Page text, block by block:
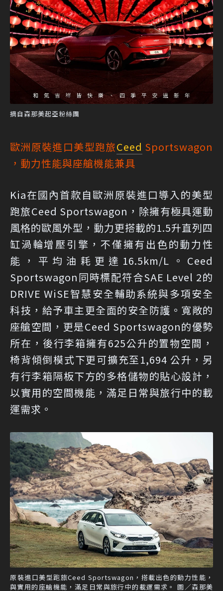
摘自森那美起亞粉絲團
歐洲原裝進口美型跑旅Ceed Sportswagon
，動力性能與座艙機能兼具
Kia在國內首款自歐洲原裝進口導入的美型
跑旅Ceed Sportswagon，除擁有極具運動
風格的歐風外型，動力更搭載的1.5升直列四
缸渦輪增壓引擎，不僅擁有出色的動力性
能，平均油耗更達16.5km/L。Ceed
Sportswagon同時標配符合SAE Level 2的
DRIVE WiSE智慧安全輔助系統與多項安全
科技，給予車主更全面的安全防護。寬敞的
座艙空間，更是Ceed Sportswagon的優勢
所在，後行李箱擁有625公升的置物空間，
椅背傾倒模式下更可擴充至1,694 公升，另
有行李箱隔板下方的多格儲物的貼心設計，
以實用的空間機能，滿足日常與旅行中的載
運需求。
原裝進口美型跑旅Ceed Sportswagon，搭載出色的動力性能，
與實用的座艙機能，滿足日常與旅行中的載運需求。 圖／森那美